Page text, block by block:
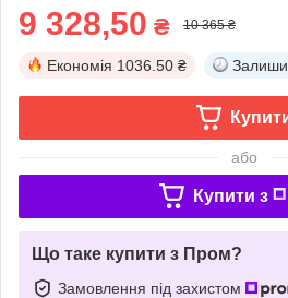
9 328,50 ₴ 10 365 ₴
Економія 1036.50 ₴
або
Купити з
Що таке купити з Пром?
Замовлення під захистом